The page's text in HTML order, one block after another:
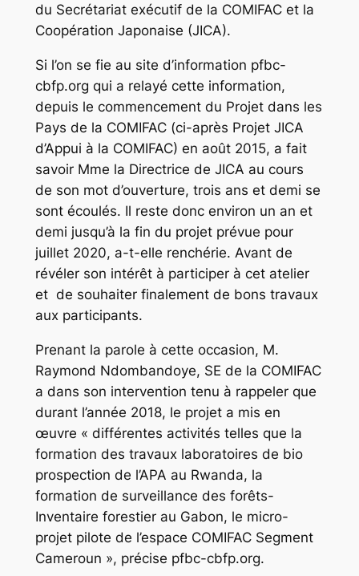
du Secrétariat exécutif de la COMIFAC et la
Coopération Japonaise (JICA).
Si l’on se fie au site d’information pfbc-
cbfp.org qui a relayé cette information,
depuis le commencement du Projet dans les
Pays de la COMIFAC (ci-après Projet JICA
d’Appui à la COMIFAC) en août 2015, a fait
savoir Mme la Directrice de JICA au cours
de son mot d’ouverture, trois ans et demi se
sont écoulés. Il reste donc environ un an et
demi jusqu’à la fin du projet prévue pour
juillet 2020, a-t-elle renchérie. Avant de
révéler son intérêt à participer à cet atelier
et de souhaiter finalement de bons travaux
aux participants.
Prenant la parole à cette occasion, M.
Raymond Ndombandoye, SE de la COMIFAC
a dans son intervention tenu à rappeler que
durant l’année 2018, le projet a mis en
œuvre « différentes activités telles que la
formation des travaux laboratoires de bio
prospection de l’APA au Rwanda, la
formation de surveillance des forêts-
Inventaire forestier au Gabon, le micro-
projet pilote de l’espace COMIFAC Segment
Cameroun », précise pfbc-cbfp.org.